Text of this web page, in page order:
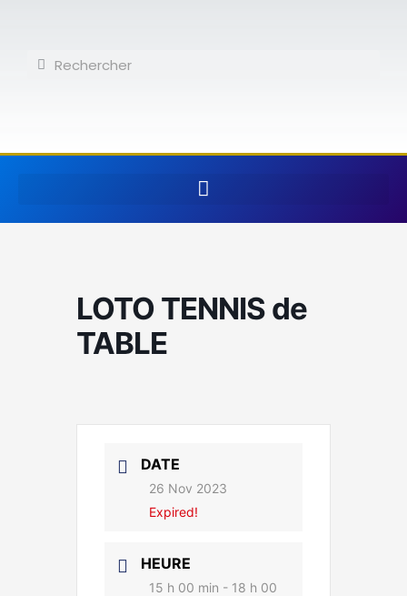
contenuRechercher
Rechercher
LOTO TENNIS de
TABLE
DATE
26 Nov 2023
Expired!
HEURE
15 h 00 min - 18 h 00